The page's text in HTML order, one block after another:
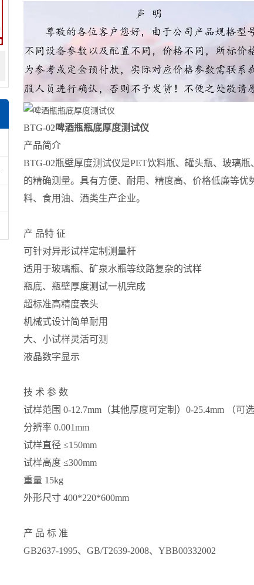
BTG-02啤酒瓶瓶底厚度测试仪
产品简介
BTG-02瓶壁厚度测试仪是PET饮料瓶、罐头瓶、玻璃
的精确测量。具有方便、耐用、精度高、价格低廉等
料、食用油、酒类生产企业。
产 品特 征
可针对异形试样定制测量杆
适用于玻璃瓶、矿泉水瓶等纹路复杂的试样
瓶底、瓶壁厚度测试一机完成
超标准高精度表头
机械式设计简单耐用
大、小试样灵活可测
液晶数字显示
技 术 参 数
试样范围 0-12.7mm（其他厚度可定制）0-25.4mm （可选
分辨率 0.001mm
试样直径 ≤150mm
试样高度 ≤300mm
重量 15kg
外形尺寸 400*220*600mm
产 品 标 准
GB2637-1995、GB/T2639-2008、YBB00332002